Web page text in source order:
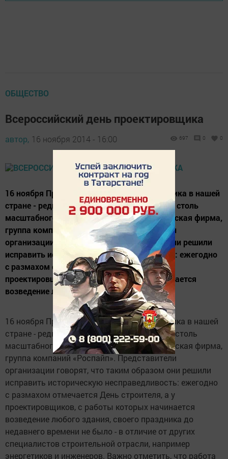
ОБЩЕСТВО
Всероссийский день проектировщика
автор, 16 ноября 2014 - 16:00 697 0 0
16 ноября Празднование Дня проектировщика в нашей
стране - редкий случай, когда инициатором столь
масштабного мероприятия стала коммерческая фирма,
группа компаний «Роспайп». Представители
организации говорят, что таким образом они решили
исправить историческую несправедливость: ежегодно
с размахом отмечается День строителя, а у
проектировщиков, с работы которых начинается
возведение любого здания, своего...
16 ноября Празднование Дня проектировщика в нашей
стране - редкий случай, когда инициатором столь
масштабного мероприятия стала коммерческая фирма,
группа компаний «Роспайп». Представители
организации говорят, что таким образом они решили
исправить историческую несправедливость: ежегодно
с размахом отмечается День строителя, а у
проектировщиков, с работы которых начинается
возведение любого здания, своего праздника до
недавнего времени не было - в отличие от других
специалистов строительной отрасли, например
энергетиков и инженеров. Важно отметить, что работа